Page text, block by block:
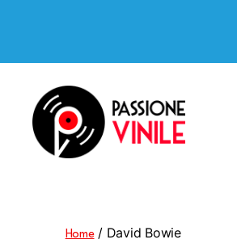
Home/ David Bowie